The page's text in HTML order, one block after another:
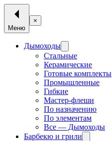
Меню
×
Дымоходы
Стальные
Керамические
Готовые комплекты
Промышленные
Гибкие
Мастер-флеши
По назначению
По элементам
Все — Дымоходы
Барбекю и грили